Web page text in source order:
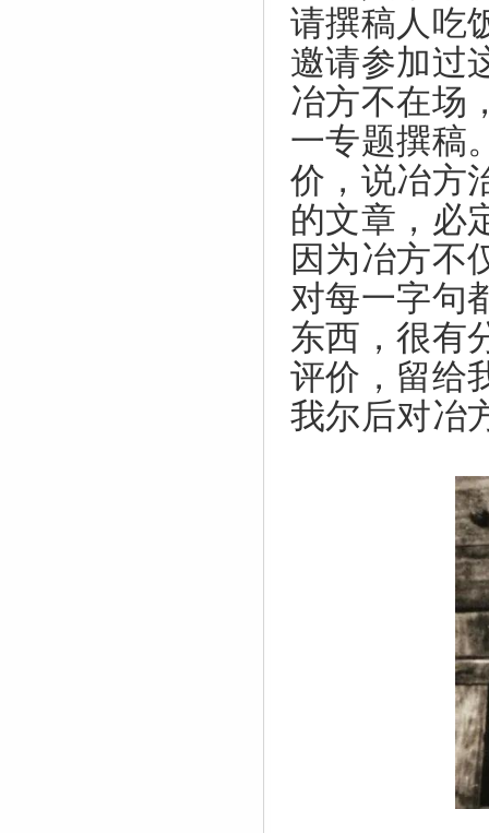
请撰稿人吃
邀请参加过
冶方不在场
一专题撰稿
价，说冶方
的文章，必
因为冶方不
对每一字句
东西，很有
评价，留给
我尔后对冶